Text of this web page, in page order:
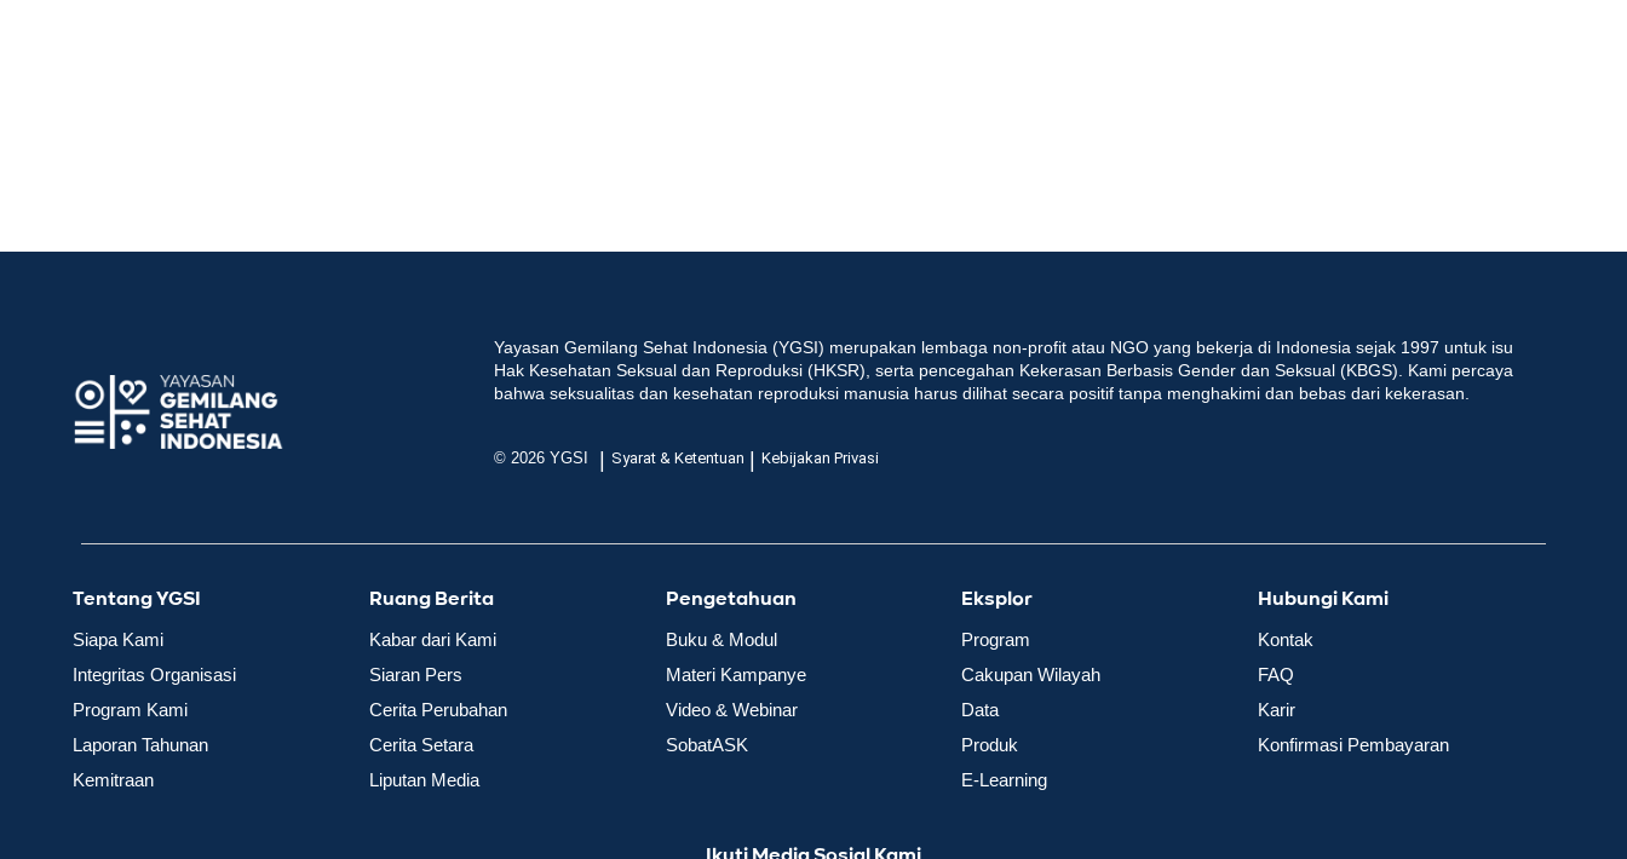
Yayasan Gemilang Sehat Indonesia (YGSI) merupakan lembaga non-profit atau NGO yang bekerja di Indonesia sejak 1997 untuk isu
Hak Kesehatan Seksual dan Reproduksi (HKSR), serta pencegahan Kekerasan Berbasis Gender dan Seksual (KBGS). Kami percaya
bahwa seksualitas dan kesehatan reproduksi manusia harus dilihat secara positif tanpa menghakimi dan bebas dari kekerasan.
© 2026 YGSI |Syarat & Ketentuan |Kebijakan Privasi
Tentang YGSI
Siapa Kami
Integritas Organisasi
Program Kami
Laporan Tahunan
Kemitraan
Ruang Berita
Kabar dari Kami
Siaran Pers
Cerita Perubahan
Cerita Setara
Liputan Media
Pengetahuan
Buku & Modul
Materi Kampanye
Video & Webinar
SobatASK
Eksplor
Program
Cakupan Wilayah
Data
Produk
E-Learning
Hubungi Kami
Kontak
FAQ
Karir
Konfirmasi Pembayaran